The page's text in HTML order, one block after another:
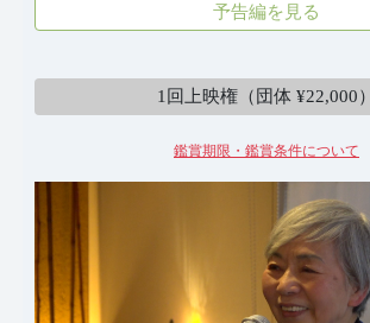
予告編を見る
個人 ¥3,300
1回上映権（団体 ¥22,000）
鑑賞期限・鑑賞条件について